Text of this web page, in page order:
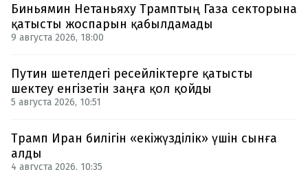
Биньямин Нетаньяху Трамптың Газа секторына
қатысты жоспарын қабылдамады
9 августа 2026, 18:00
Путин шетелдегі ресейліктерге қатысты
шектеу енгізетін заңға қол қойды
5 августа 2026, 10:51
Трамп Иран билігін «екіжүзділік» үшін сынға
алды
4 августа 2026, 10:35